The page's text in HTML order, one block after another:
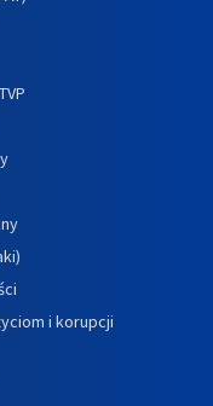
i korupcji